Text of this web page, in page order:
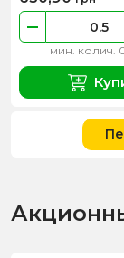
мин. колич.